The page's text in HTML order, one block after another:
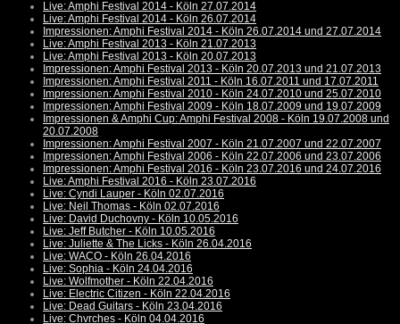
Live: Amphi Festival 2014 - Köln 27.07.2014
Live: Amphi Festival 2014 - Köln 26.07.2014
Impressionen: Amphi Festival 2014 - Köln 26.07.2014 und 27.07.2014
Live: Amphi Festival 2013 - Köln 21.07.2013
Live: Amphi Festival 2013 - Köln 20.07.2013
Impressionen: Amphi Festival 2013 - Köln 20.07.2013 und 21.07.2013
Impressionen: Amphi Festival 2011 - Köln 16.07.2011 und 17.07.2011
Impressionen: Amphi Festival 2010 - Köln 24.07.2010 und 25.07.2010
Impressionen: Amphi Festival 2009 - Köln 18.07.2009 und 19.07.2009
Impressionen & Amphi Cup: Amphi Festival 2008 - Köln 19.07.2008 und
20.07.2008
Impressionen: Amphi Festival 2007 - Köln 21.07.2007 und 22.07.2007
Impressionen: Amphi Festival 2006 - Köln 22.07.2006 und 23.07.2006
Impressionen: Amphi Festival 2016 - Köln 23.07.2016 und 24.07.2016
Live: Amphi Festival 2016 - Köln 23.07.2016
Live: Cyndi Lauper - Köln 02.07.2016
Live: Neil Thomas - Köln 02.07.2016
Live: David Duchovny - Köln 10.05.2016
Live: Jeff Butcher - Köln 10.05.2016
Live: Juliette & The Licks - Köln 26.04.2016
Live: WACO - Köln 26.04.2016
Live: Sophia - Köln 24.04.2016
Live: Wolfmother - Köln 22.04.2016
Live: Electric Citizen - Köln 22.04.2016
Live: Dead Guitars - Köln 23.04.2016
Live: Chvrches - Köln 04.04.2016